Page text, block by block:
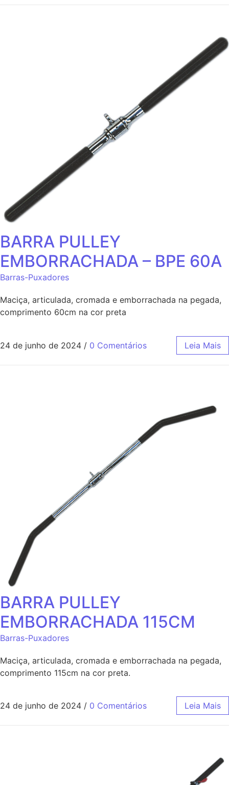
BARRA PULLEY
EMBORRACHADA – BPE 60A
Barras-Puxadores
Maciça, articulada, cromada e emborrachada na pegada,
comprimento 60cm na cor preta
24 de junho de 2024 / 0 Comentários Leia Mais
BARRA PULLEY
EMBORRACHADA 115CM
Barras-Puxadores
Maciça, articulada, cromada e emborrachada na pegada,
comprimento 115cm na cor preta.
24 de junho de 2024 / 0 Comentários Leia Mais